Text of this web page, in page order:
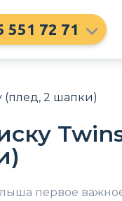
551 72 71
(плед, 2 шапки)
первое